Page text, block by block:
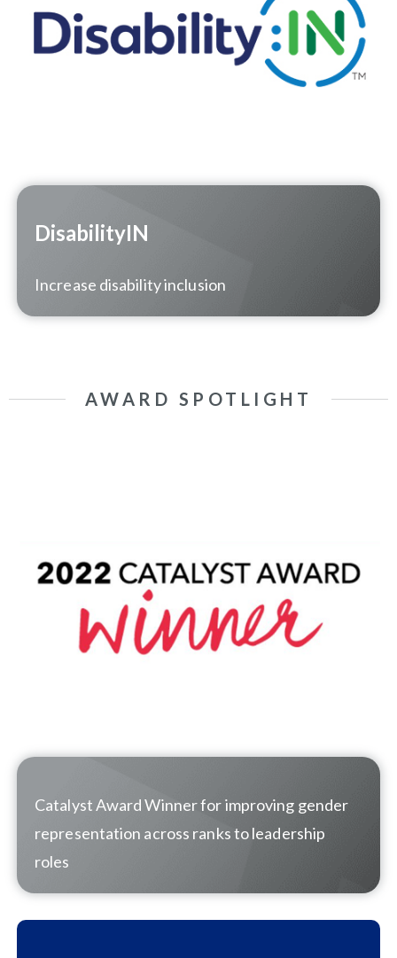
DisabilityIN
Increase disability inclusion
AWARD SPOTLIGHT
Catalyst Award Winner for improving gender
representation across ranks to leadership
roles